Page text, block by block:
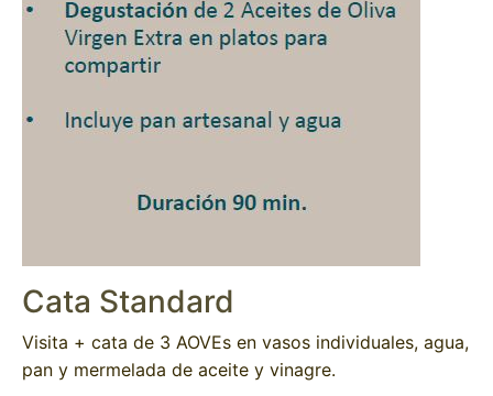
Cata Standard
Visita + cata de 3 AOVEs en vasos individuales, agua,
pan y mermelada de aceite y vinagre.